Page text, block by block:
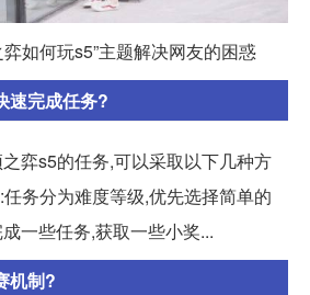
如何玩s5”主题解决网友的困惑
速完成任务?
弈s5的任务,可以采取以下几种方
务分为难度等级,优先选择简单的
一些任务,获取一些小奖...
机制?